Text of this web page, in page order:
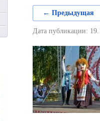
← Предыдущая
Дата публикации: